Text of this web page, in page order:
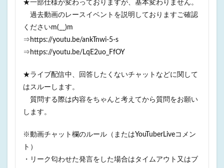
★一部仕様が変わっておりますが、基本変わりません。
過去動画のレースイベントを説明しておりますご確認
くださいm(__)m
⇒https://youtu.be/ankTnwi-5-s
⇒https://youtu.be/LqE2uo_FfOY
★ライブ配信中、回答したくないチャットなどに関して
はスルーします。
質問する際は内容をちゃんと考えてから質問をお願い
します。
※動画チャット欄のルール（またはYouTuberLiveコメン
ト）
・リーク匂わせた発言をした場合はタイムアウト又はブ